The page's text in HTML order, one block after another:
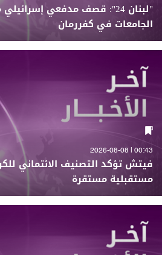
"لبنان 24": قصف مدفعي
الجامعات في كفررمان
00:43 | 2026-08-08
مستقبلية مستقرة